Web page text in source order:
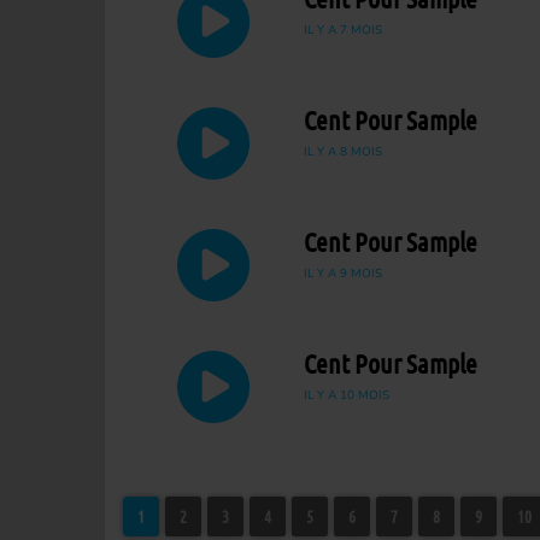
IL Y A 7 MOIS
Cent Pour Sample
IL Y A 8 MOIS
Cent Pour Sample
IL Y A 9 MOIS
Cent Pour Sample
IL Y A 10 MOIS
1 2 3 4 5 6 7 8 9 10